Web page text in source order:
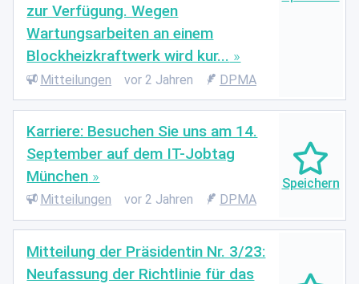
zur Verfügung. Wegen
Wartungsarbeiten an einem
Blockheizkraftwerk wird kur...
Mitteilungen vor 2 Jahren DPMA
Karriere: Besuchen Sie uns am 14.
September auf dem IT-Jobtag
München
Mitteilungen vor 2 Jahren DPMA
Mitteilung der Präsidentin Nr. 3/23:
Neufassung der Richtlinie für das